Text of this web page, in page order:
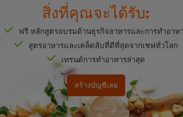
นอาหาร
น ตัวช่วยให้ธุรกิจเป็นที่รู้จักและสามารถ
ในรูปแบบต่าง ๆ และเสิร์ฟข้อมูลที่โดนใจไป
เพิ่มโอกาสในการขายให้มากขึ้น สอนโดย
สิ่งที่คุณจะได้รับ:
ฟรี หลักสูตรอบรมด้านธุรกิจอาหารและการทำอาห
สูตรอาหารและเคล็ดลับที่ดีที่สุดจากเชฟทั่วโลก
เทรนด์การทำอาหารล่าสุด
สร้างบัญชีเลย